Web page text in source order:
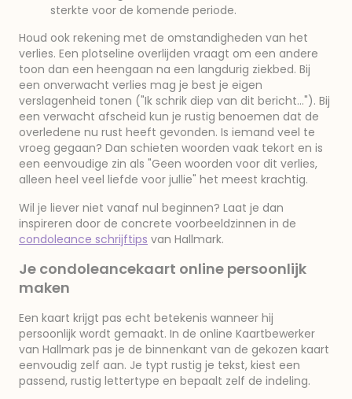
sterkte voor de komende periode.
Houd ook rekening met de omstandigheden van het
verlies. Een plotseline overlijden vraagt om een andere
toon dan een heengaan na een langdurig ziekbed. Bij
een onverwacht verlies mag je best je eigen
verslagenheid tonen ("Ik schrik diep van dit bericht..."). Bij
een verwacht afscheid kun je rustig benoemen dat de
overledene nu rust heeft gevonden. Is iemand veel te
vroeg gegaan? Dan schieten woorden vaak tekort en is
een eenvoudige zin als "Geen woorden voor dit verlies,
alleen heel veel liefde voor jullie" het meest krachtig.
Wil je liever niet vanaf nul beginnen? Laat je dan
inspireren door de concrete voorbeeldzinnen in de
condoleance schrijftips van Hallmark.
Je condoleancekaart online persoonlijk
maken
Een kaart krijgt pas echt betekenis wanneer hij
persoonlijk wordt gemaakt. In de online Kaartbewerker
van Hallmark pas je de binnenkant van de gekozen kaart
eenvoudig zelf aan. Je typt rustig je tekst, kiest een
passend, rustig lettertype en bepaalt zelf de indeling.